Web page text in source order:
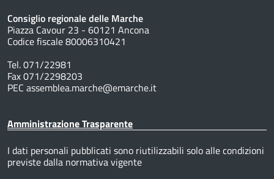
Consiglio regionale delle Marche
Piazza Cavour 23 - 60121 Ancona
Codice fiscale 80006310421
Tel. 071/22981
Fax 071/2298203
PEC assemblea.marche@emarche.it
Amministrazione Trasparente
I dati personali pubblicati sono riutilizzabili solo alle condizioni
previste dalla normativa vigente